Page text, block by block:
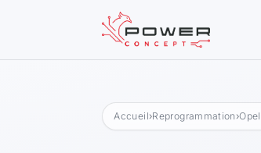
Accueil›Reprogrammation ›Opel